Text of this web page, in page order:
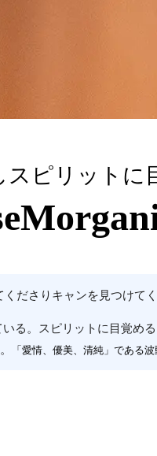
スピリットに
くださりキャンを見つけて
る。スピリットに目覚め
「愛情、優美、清純」である